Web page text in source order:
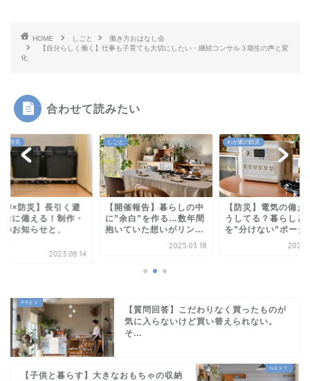
HOME しごと
働き方おはなし会
【自分らしく働く】仕事も子育ても大切にしたい・継続コンサル３期生の声と変
化
合わせて読みたい
催報告】暮らしの中
白”を作る…数年間
ていた想いがリン...
わが家の防災
【防災】電気の備え、ど
うしてる？暮らしと備え
を”分けない”ポータブ...
2024.06.05
わが家の防災
【無印×防災】長引
難生活に備える！制
監修のお知らせと、
【質問回答】こだわりなく買ったものが
気に入らないけど買い替えられない。
そ...
【子供と暮らす】大きなおもちゃの収納